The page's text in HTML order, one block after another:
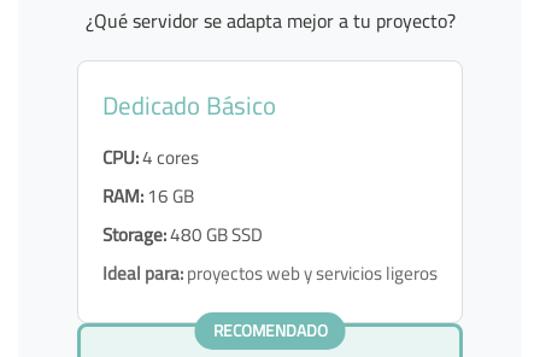
¿Qué servidor se adapta mejor a tu proyecto?
Dedicado Básico
CPU:4 cores
RAM:16 GB
Storage:480 GB SSD
Ideal para:proyectos web y servicios ligeros
RECOMENDADO